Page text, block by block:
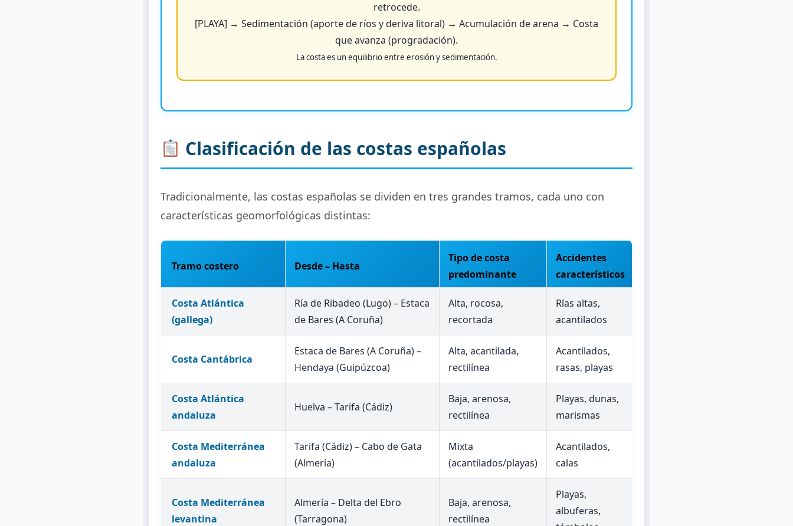
retrocede.
[PLAYA] → Sedimentación (aporte de ríos y deriva litoral) → Acumulación de arena → Costa
que avanza (progradación).
La costa es un equilibrio entre erosión y sedimentación.
Clasificación de las costas españolas
Tradicionalmente, las costas españolas se dividen en tres grandes tramos, cada uno con
características geomorfológicas distintas:
Tramo costero Desde – Hasta
Tipo de costa
predominante
Accidentes
característicos
Costa Atlántica
(gallega)
Ría de Ribadeo (Lugo) – Estaca
de Bares (A Coruña)
Alta, rocosa,
recortada
Rías altas,
acantilados
Costa Cantábrica
Estaca de Bares (A Coruña) –
Hendaya (Guipúzcoa)
Alta, acantilada,
rectilínea
Acantilados,
rasas, playas
Costa Atlántica
andaluza
Huelva – Tarifa (Cádiz)
Baja, arenosa,
rectilínea
Playas, dunas,
marismas
Costa Mediterránea
andaluza
Tarifa (Cádiz) – Cabo de Gata
(Almería)
Mixta
(acantilados/playas)
Acantilados,
calas
Costa Mediterránea
levantina
Almería – Delta del Ebro
(Tarragona)
Baja, arenosa,
rectilínea
Playas,
albuferas,